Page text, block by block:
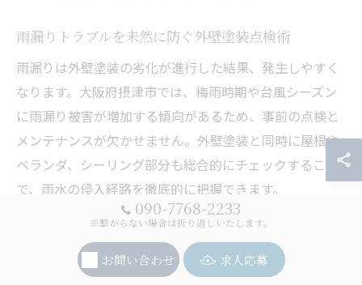
雨漏りトラブルを未然に防ぐ外壁塗装点検術
雨漏りは外壁塗装の劣化が進行した結果、発生しやすく
なります。大阪府摂津市では、梅雨時期や台風シーズン
に雨漏り被害が増加する傾向があるため、事前の点検と
メンテナンスが欠かせません。外壁塗装と同時に屋根や
ベランダ、シーリング部分も総合的にチェックすること
で、雨水の侵入経路を徹底的に把握できます。
点検時には、壁面の浮きや剥がれ、シーリングの亀裂、
塗装の膨れなどを細かく確認します。万一、初期の劣化
や雨漏り兆候が見つかった場合は、早急な補修や再塗装
090-7768-2233
※繋がらない場合は折り返しいたします。
お問い合わせ 求人応募